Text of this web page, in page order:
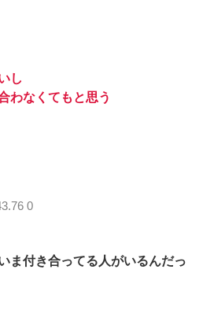
し
わなくてもと思う
0
ま付き合ってる人がいるんだっ